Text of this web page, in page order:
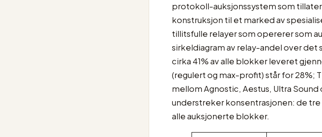
protokoll-auksjonssystem som
konstruksjon til et marked av
tillitsfulle relayer som opererer som
sirkeldiagram av relay-andel over
cirka 41% av alle blokker leveret
(regulert og max-profit) står for 28%;
mellom Agnostic, Aestus, Ultra
understreker konsentrasjonen: de
alle auksjonerte blokker.